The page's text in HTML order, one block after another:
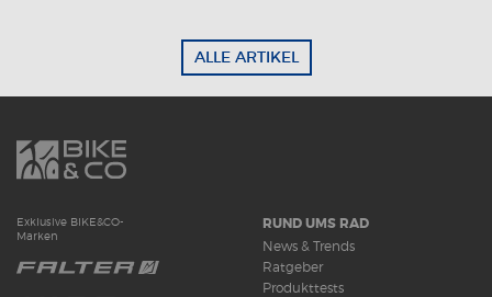
ALLE ARTIKEL
Exklusive BIKE&CO-
Marken
RUND UMS RAD
News & Trends
Ratgeber
Produkttests